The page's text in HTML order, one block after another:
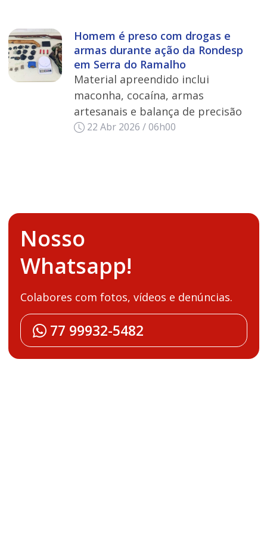
Homem é preso com drogas e
armas durante ação da Rondesp
em Serra do Ramalho
Material apreendido inclui
maconha, cocaína, armas
artesanais e balança de precisão
22 Abr 2026 / 06h00
Nosso
Whatsapp!
Colabores com fotos, vídeos e denúncias.
77 99932-5482